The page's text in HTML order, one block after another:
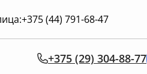
+375 (44) 791-68-47
+375 (29) 304-88-77